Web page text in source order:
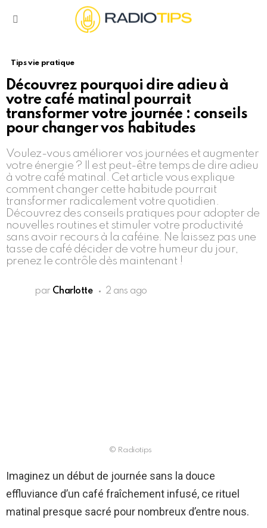
Tips vie pratique
Découvrez pourquoi dire adieu à
votre café matinal pourrait
transformer votre journée : conseils
pour changer vos habitudes
Voulez-vous améliorer vos journées et augmenter
votre énergie ? Il est peut-être temps de dire adieu
à votre café matinal. Cet article vous explique
comment changer cette habitude pourrait
transformer radicalement votre quotidien.
Découvrez des conseils pratiques pour adopter de
nouvelles routines et stimuler votre productivité
sans avoir recours à la caféine. Ne laissez pas une
tasse de café décider de votre humeur du jour,
prenez le contrôle dès maintenant !
par Charlotte 2 ans ago
© Radiotips
Imaginez un début de journée sans la douce
effluviance d’un café fraîchement infusé, ce rituel
matinal presque sacré pour nombreux d’entre nous.